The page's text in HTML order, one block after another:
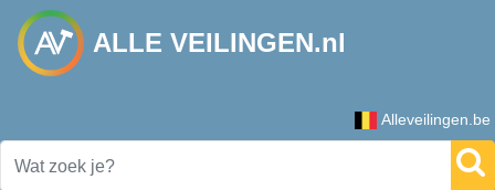
ALLE VEILINGEN.nl
Alleveilingen.be